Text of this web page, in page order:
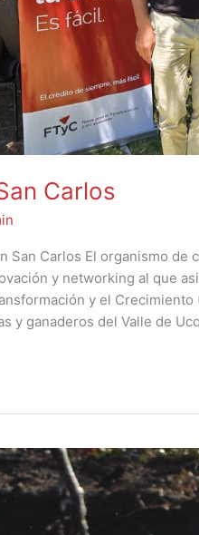
Carlos
San Carlos El organismo
y networking al que
y el
y ganaderos del Valle de